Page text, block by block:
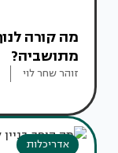
מה קורה
מתושביה?
זוהר שחר לוי
אדריכלות